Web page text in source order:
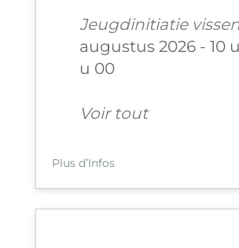
Jeugdinitiatie
augustus 2026 - 10
u 00
Voir tout
Plus d’Infos